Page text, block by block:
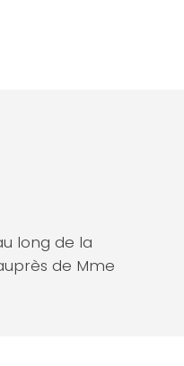
long de la
de Mme